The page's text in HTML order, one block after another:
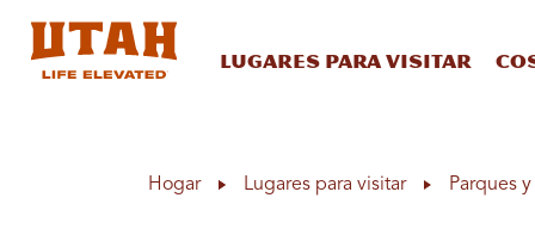
Lugares para visitar
Hogar Lugares para visitar Parques